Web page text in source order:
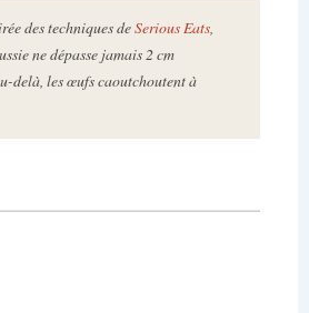
des techniques deSerious Eats,
ne dépasse jamais 2 cm
delà, les œufs caoutchoutent à